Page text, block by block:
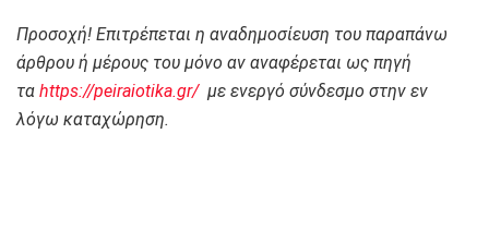
Προσοχή! Επιτρέπεται η αναδημοσίευση του παραπάνω
άρθρου ή μέρους του μόνο αν αναφέρεται ως πηγή
τα https://peiraiotika.gr/με ενεργό σύνδεσμο στην εν
λόγω καταχώρηση.